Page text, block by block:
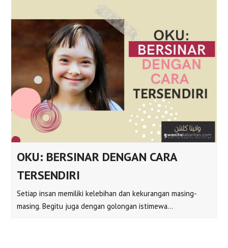
OKU: BERSINAR DENGAN CARA
TERSENDIRI
Setiap insan memiliki kelebihan dan kekurangan masing-
masing. Begitu juga dengan golongan istimewa…